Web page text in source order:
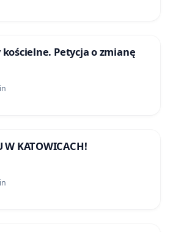
Petycja o zmianę
W KATOWICACH!